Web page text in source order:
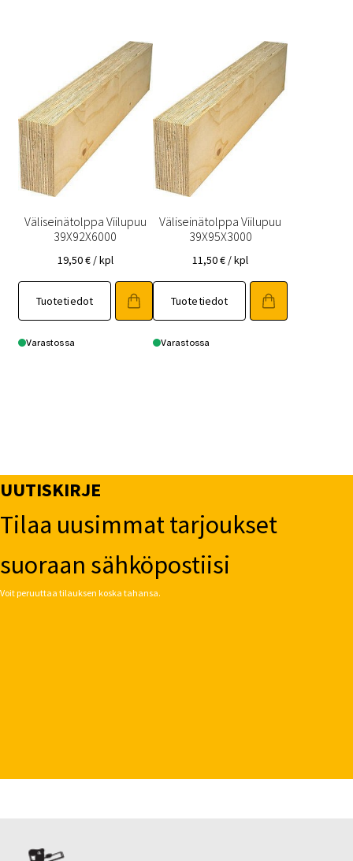
Väliseinätolppa Viilupuu
39X92X6000
19,50€ / kpl
Tuotetiedot
Varastossa
Väliseinätolppa Viilupuu
39X95X3000
11,50€ / kpl
Tuotetiedot
Varastossa
UUTISKIRJE
Tilaa uusimmat tarjoukset
suoraan sähköpostiisi
Voit peruuttaa tilauksen koska tahansa.